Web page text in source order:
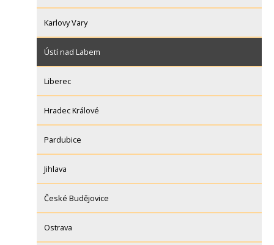
Karlovy Vary
Ústí nad Labem
Liberec
Hradec Králové
Pardubice
Jihlava
České Budějovice
Ostrava